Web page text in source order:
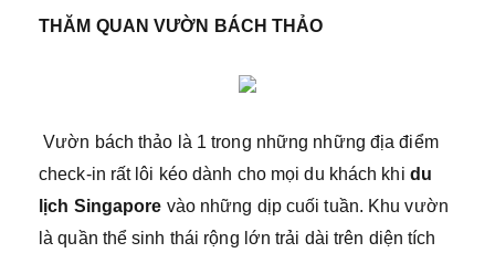
THĂM QUAN VƯỜN BÁCH THẢO
Vườn bách thảo là 1 trong những những địa điểm
check-in rất lôi kéo dành cho mọi du khách khi du
lịch Singapore vào những dịp cuối tuần. Khu vườn
là quần thể sinh thái rộng lớn trải dài trên diện tích